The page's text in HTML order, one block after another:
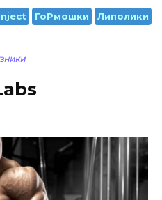
ГоРмошки Липолики